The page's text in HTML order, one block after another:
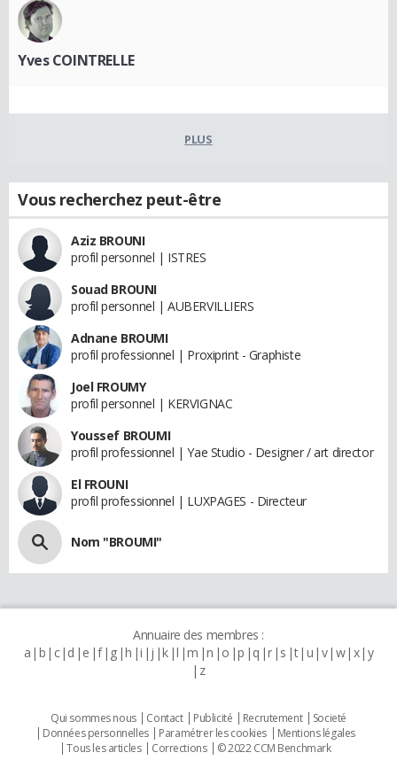
Yves COINTRELLE
PLUS
Vous recherchez peut-être
Aziz BROUNI
profil personnel | ISTRES
Souad BROUNI
profil personnel | AUBERVILLIERS
Adnane BROUMI
profil professionnel | Proxiprint - Graphiste
Joel FROUMY
profil personnel | KERVIGNAC
Youssef BROUMI
profil professionnel | Yae Studio - Designer / art director
El FROUNI
profil professionnel | LUXPAGES - Directeur
Nom "BROUMI"
Annuaire des membres :
a b c d e f g h i j k l m n o p q r s t u v w x y
z
Qui sommes nous Contact Publicité Recrutement
Societé
Données personnelles
Paramétrer les cookies
Mentions légales
Tous les articles
Corrections © 2022 CCM Benchmark